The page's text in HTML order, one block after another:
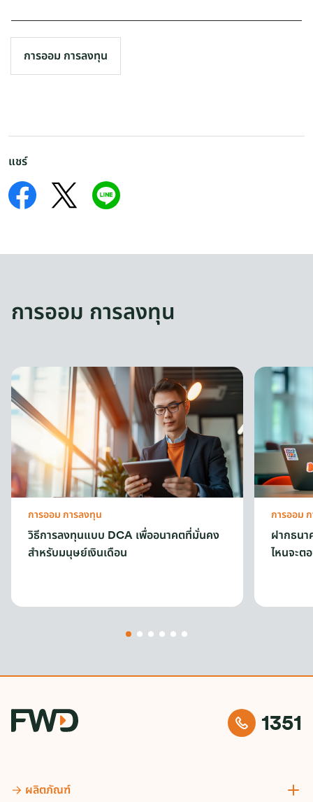
การออม การลงทุน
แชร์
การออม การลงทุน
การออม การลงทุน
วิธีการลงทุนแบบ DCA เพื่ออนาคตที่มั่นคง
สำหรับมนุษย์เงินเดือน
การออม
ฝากธนา
ไหนจะต
1351
ผลิตภัณฑ์